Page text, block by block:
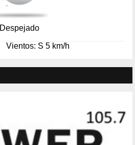
Despejado
Vientos: S 5 km/h